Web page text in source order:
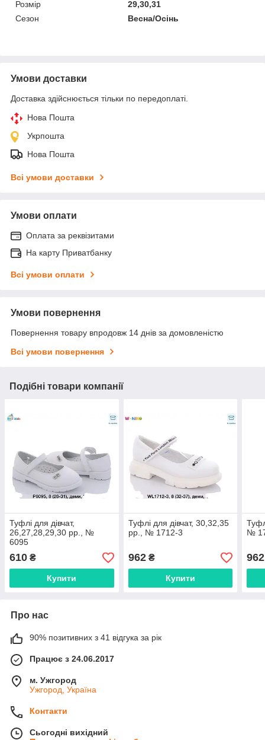
Розмір
29,30,31
Сезон
Весна/Осінь
Умови доставки
Доставка здійснюється тільки по передоплаті.
Нова Пошта
Укрпошта
Нова Пошта
Всі умови доставки
Умови оплати
Оплата за реквізитами
На карту Приватбанку
Всі умови оплати
Умови повернення
Повернення товару впродовж 14 днів за домовленістю
Всі умови повернення
Подібні товари компанії
Туфлі для дівчат,
26,27,28,29,30 рр., №
6095
610 ₴
Купити
Туфлі для дівчат, 30,32,35
рр., № 1712-3
962₴
Купити
№
962
Про нас
90% позитивних з 41 відгука за рік
Працює з 24.06.2017
м. Ужгород
Ужгород, Україна
Контакти
Сьогодні вихідний